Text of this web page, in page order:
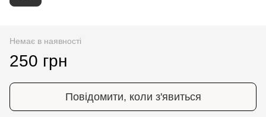
Немає в наявності
250 грн
Повідомити, коли з'явиться